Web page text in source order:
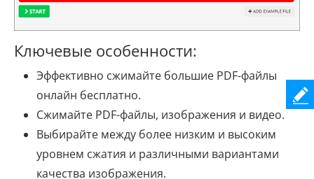
Ключевые особенности:
Эффективно сжимайте большие PDF-файлы
онлайн бесплатно.
Сжимайте PDF-файлы, изображения и видео.
Выбирайте между более низким и высоким
уровнем сжатия и различными вариантами
качества изображения.